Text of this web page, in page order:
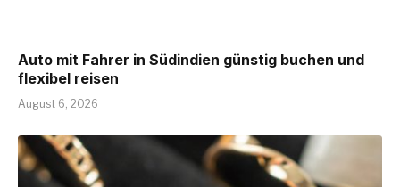
Auto mit Fahrer in Südindien günstig buchen und
flexibel reisen
August 6, 2026